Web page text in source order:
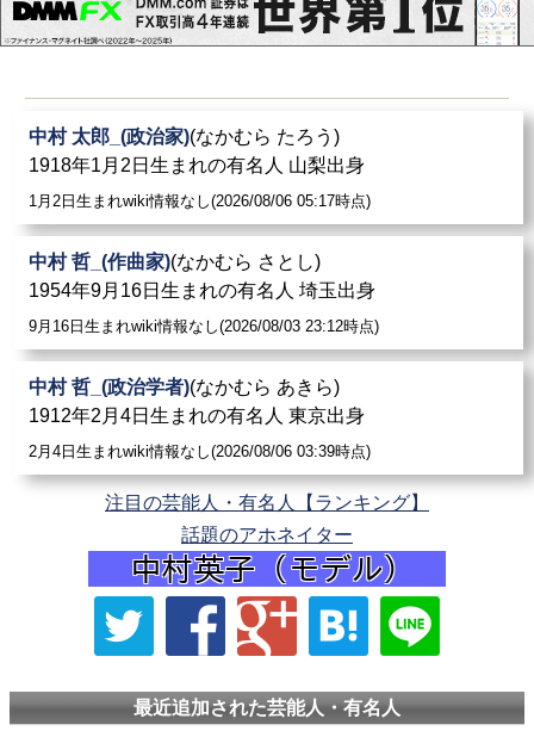
中村 太郎_(政治家)(なかむら たろう)
1918年1月2日生まれの有名人 山梨出身
1月2日生まれwiki情報なし(2026/08/06 05:17時点)
中村 哲_(作曲家)(なかむら さとし)
1954年9月16日生まれの有名人 埼玉出身
9月16日生まれwiki情報なし(2026/08/03 23:12時点)
中村 哲_(政治学者)(なかむら あきら)
1912年2月4日生まれの有名人 東京出身
2月4日生まれwiki情報なし(2026/08/06 03:39時点)
注目の芸能人・有名人【ランキング】
話題のアホネイター
最近追加された芸能人・有名人